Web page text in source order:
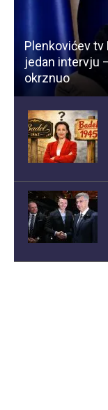
Plenkovićev tv
jedan intervju
okrznuo